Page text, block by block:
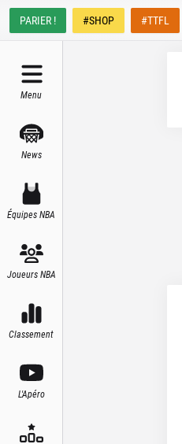
PARIER ! #SHOP #TTFL
Menu
News
Équipes NBA
Joueurs NBA
Classement
L'Apéro